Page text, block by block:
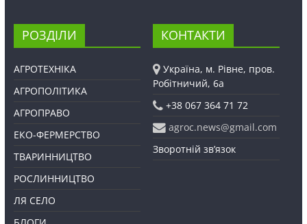
РОЗДІЛИ
АГРОТЕХНІКА
АГРОПОЛІТИКА
АГРОПРАВО
ЕКО-ФЕРМЕРСТВО
ТВАРИННИЦТВО
РОСЛИННИЦТВО
ЛЯ СЕЛО
КОНТАКТИ
Україна, м. Рівне, пров.
Робітничий, 6а
+38 067 364 71 72
agroc.news@gmail.com
Зворотній зв’язок